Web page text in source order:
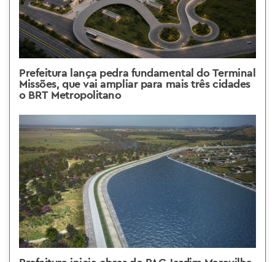
Prefeitura lança pedra fundamental do Terminal
Missões, que vai ampliar para mais três cidades
o BRT Metropolitano